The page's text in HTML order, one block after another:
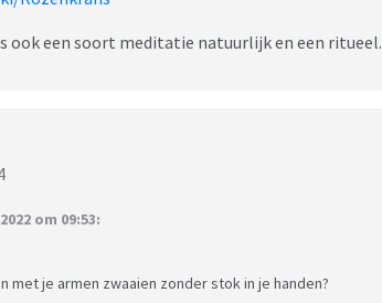
ook een soort meditatie natuurlijk en een ritueel.
om 09:53:
met je armen zwaaien zonder stok in je handen?